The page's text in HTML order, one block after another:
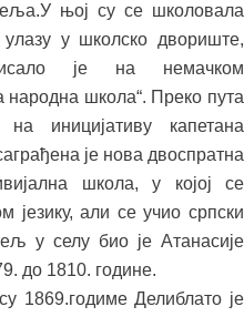
њој су се школовала
у школско двориште,
је на немачком
народна школа“. Преко пута
иницијативу капетана
је нова двоспратна
школа, у којој се
језику, али се учио српски
у селу био је Атанасије
до 1810. године.
1869.годиме Делиблато је